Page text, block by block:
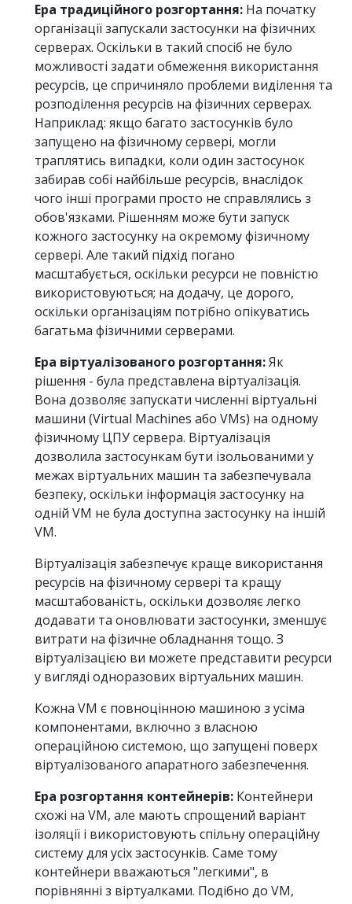
Ера традиційного розгортання: На початку
організації запускали застосунки на фізичних
серверах. Оскільки в такий спосіб не було
можливості задати обмеження використання
ресурсів, це спричиняло проблеми виділення та
розподілення ресурсів на фізичних серверах.
Наприклад: якщо багато застосунків було
запущено на фізичному сервері, могли
траплятись випадки, коли один застосунок
забирав собі найбільше ресурсів, внаслідок
чого інші програми просто не справлялись з
обов'язками. Рішенням може бути запуск
кожного застосунку на окремому фізичному
сервері. Але такий підхід погано
масштабується, оскільки ресурси не повністю
використовуються; на додачу, це дорого,
оскільки організаціям потрібно опікуватись
багатьма фізичними серверами.
Ера віртуалізованого розгортання:Як
рішення - була представлена віртуалізація.
Вона дозволяє запускати численні віртуальні
машини (Virtual Machines або VMs) на одному
фізичному ЦПУ сервера. Віртуалізація
дозволила застосункам бути ізольованими у
межах віртуальних машин та забезпечувала
безпеку, оскільки інформація застосунку на
одній VM не була доступна застосунку на іншій
VM.
Віртуалізація забезпечує краще використання
ресурсів на фізичному сервері та кращу
масштабованість, оскільки дозволяє легко
додавати та оновлювати застосунки, зменшує
витрати на фізичне обладнання тощо. З
віртуалізацією ви можете представити ресурси
у вигляді одноразових віртуальних машин.
Кожна VM є повноцінною машиною з усіма
компонентами, включно з власною
операційною системою, що запущені поверх
віртуалізованого апаратного забезпечення.
Ера розгортання контейнерів: Контейнери
схожі на VM, але мають спрощений варіант
ізоляції і використовують спільну операційну
систему для усіх застосунків. Саме тому
контейнери вважаються "легкими", в
порівнянні з віртуалками. Подібно до VM,